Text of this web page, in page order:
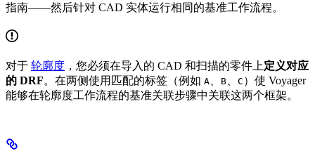
指南——然后针对 CAD 实体运行相同的基准工作流程。
对于 轮廓度 ，您必须在导入的 CAD 和扫描的零件上定义对应
的 DRF。在两侧使用匹配的标签（例如 A B C ）使 Voyager
能够在轮廓度工作流程的基准关联步骤中关联这两个框架。